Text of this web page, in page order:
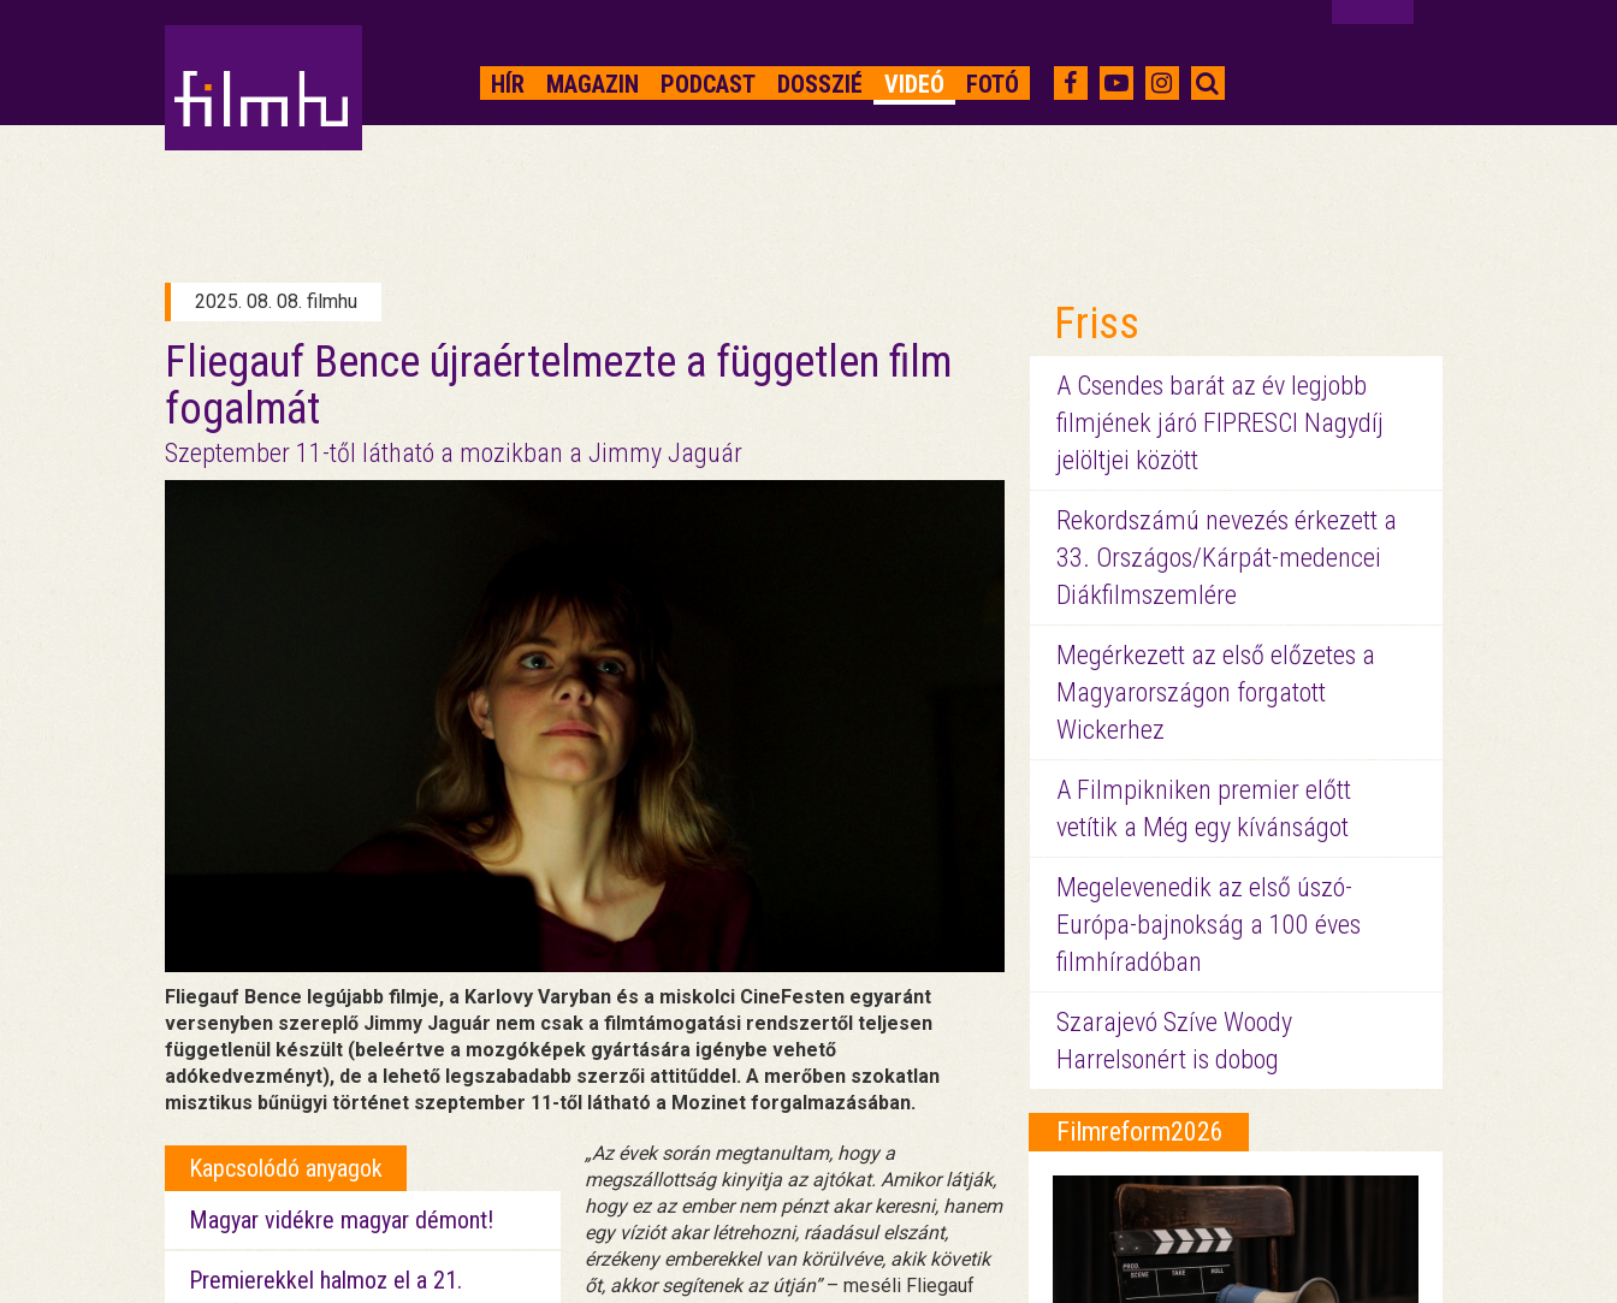
HÍR MAGAZIN PODCAST DOSSZIÉ VIDEÓ FOTÓ
2025. 08. 08. filmhu
Fliegauf Bence újraértelmezte a független film
fogalmát
Szeptember 11-től látható a mozikban a Jimmy Jaguár
Fliegauf Bence legújabb filmje, a Karlovy Varyban és a miskolci CineFesten egyaránt
versenyben szereplő Jimmy Jaguár nem csak a filmtámogatási rendszertől teljesen
függetlenül készült (beleértve a mozgóképek gyártására igénybe vehető
adókedvezményt), de a lehető legszabadabb szerzői attitűddel. A merőben szokatlan
misztikus bűnügyi történet szeptember 11-től látható a Mozinet forgalmazásában.
Kapcsolódó anyagok
Magyar vidékre magyar démont!
Premierekkel halmoz el a 21.
„Az évek során megtanultam, hogy a
megszállottság kinyitja az ajtókat. Amikor látják,
hogy ez az ember nem pénzt akar keresni, hanem
egy víziót akar létrehozni, ráadásul elszánt,
érzékeny emberekkel van körülvéve, akik követik
őt, akkor segítenek az útján”– meséli Fliegauf
Friss
A Csendes barát az év legjobb
filmjének járó FIPRESCI Nagydíj
jelöltjei között
Rekordszámú nevezés érkezett a
33. Országos/Kárpát-medencei
Diákfilmszemlére
Megérkezett az első előzetes a
Magyarországon forgatott
Wickerhez
A Filmpikniken premier előtt
vetítik a Még egy kívánságot
Megelevenedik az első úszó-
Európa-bajnokság a 100 éves
filmhíradóban
Szarajevó Szíve Woody
Harrelsonért is dobog
Filmreform2026